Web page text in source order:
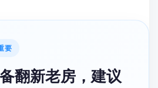
要
翻新老房，建议